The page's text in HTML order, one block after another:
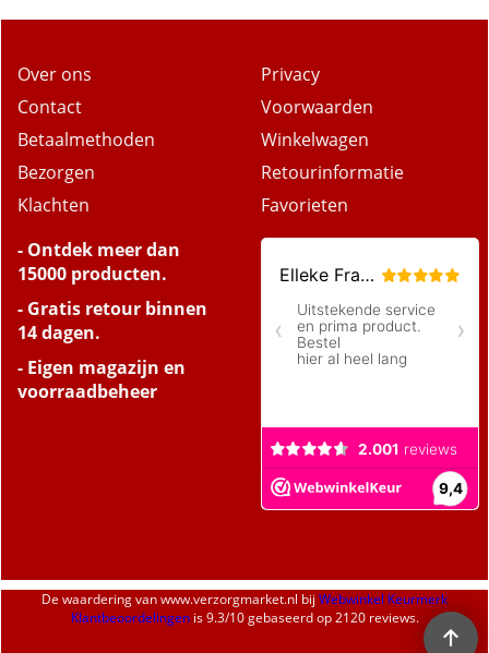
Over ons
Contact
Betaalmethoden
Bezorgen
Klachten
Privacy
Voorwaarden
Winkelwagen
Retourinformatie
Favorieten
- Ontdek meer dan
15000 producten.
- Gratis retour binnen
14 dagen.
- Eigen magazijn en
voorraadbeheer
De waardering vanwww.verzorgmarket.nl bij Webwinkel Keurmerk
Klantbeoordelingenis9.3/10gebaseerd op 2120 reviews.